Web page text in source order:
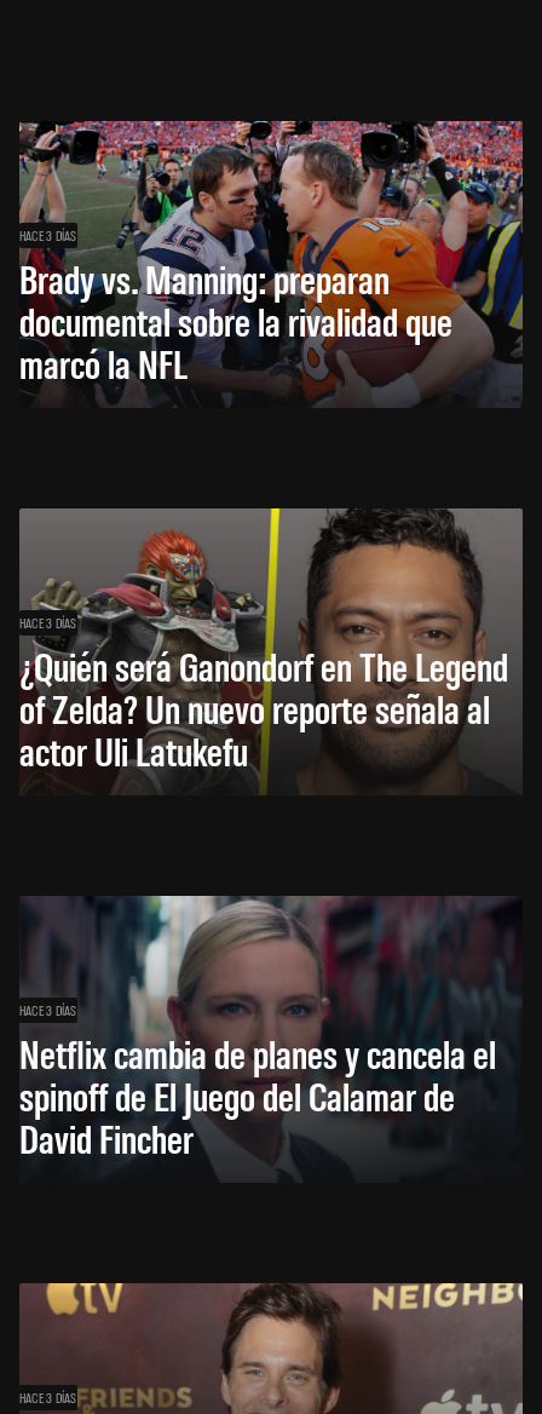
HACE 3 DÍAS
Brady vs. Manning: preparan
documental sobre la rivalidad que
marcó la NFL
HACE 3 DÍAS
¿Quién será Ganondorf en The Legend
of Zelda? Un nuevo reporte señala al
actor Uli Latukefu
HACE 3 DÍAS
Netflix cambia de planes y cancela el
spinoff de El Juego del Calamar de
David Fincher
HACE 3 DÍAS